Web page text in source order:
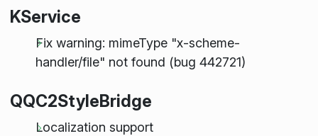
KService
Fix warning: mimeType "x-scheme-
handler/file" not found (bug 442721)
QQC2StyleBridge
Localization support